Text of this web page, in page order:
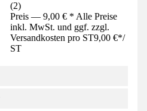
(2)
Preis — 9,00 € * Alle Preise
inkl. MwSt. und ggf. zzgl.
Versandkosten pro ST9,00 €*/
ST